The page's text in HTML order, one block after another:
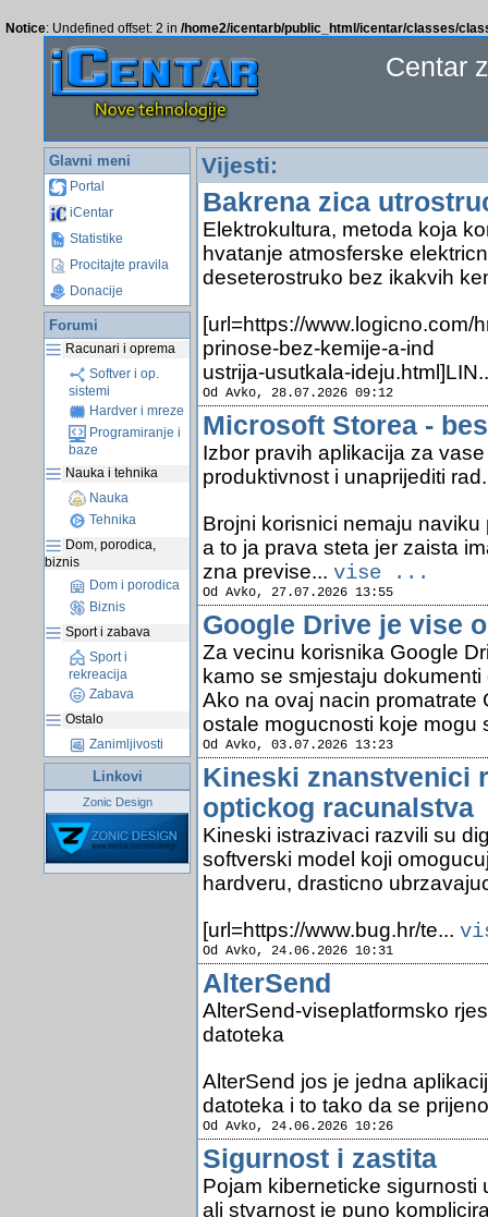
Notice: Undefined offset: 2 in /home2/icentarb/public_html/icentar/classes/
Centar
Glavni meni
Portal
iCentar
Statistike
Procitajte pravila
Donacije
Forumi
Racunari i oprema
Softver i op.
sistemi
Hardver i mreze
Programiranje i
baze
Nauka i tehnika
Nauka
Tehnika
Dom, porodica,
biznis
Dom i porodica
Biznis
Sport i zabava
Sport i
rekreacija
Zabava
Ostalo
Zanimljivosti
Linkovi
Zonic Design
Vijesti:
Bakrena zica
Elektrokultura, metoda koja
hvatanje atmosferske
deseterostruko bez ikakvih
[url=https://www.logicno.com/
prinose-bez-kemije-a-ind
ustrija-usutkala-
Od Avko, 28.07.2026 09:12
Microsoft Storea -
Izbor pravih aplikacija za
produktivnost i unaprijediti rad.
Brojni korisnici nemaju
a to ja prava steta jer zaista
zna previse... vise ...
Od Avko, 27.07.2026 13:55
Google Drive je vise
Za vecinu korisnika Google
kamo se smjestaju
Ako na ovaj nacin promatrate
ostale mogucnosti koje mogu
Od Avko, 03.07.2026 13:23
Kineski znanstvenici
optickog racunalstva
Kineski istrazivaci razvili su
softverski model koji
hardveru, drasticno
[url=https://www.bug.hr/te...
Od Avko, 24.06.2026 10:31
AlterSend
AlterSend-viseplatformsko
datoteka
AlterSend jos je jedna
datoteka i to tako da se
Od Avko, 24.06.2026 10:26
Sigurnost i zastita
Pojam kiberneticke sigurnosti
ali stvarnost je puno